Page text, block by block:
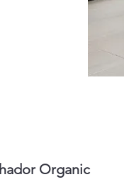
Organic